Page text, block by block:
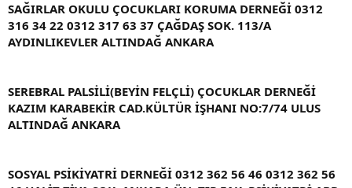
SAĞIRLAR OKULU ÇOCUKLARI KORUMA DERNEĞİ 0312
316 34 22 0312 317 63 37 ÇAĞDAŞ SOK. 113/A
AYDINLIKEVLER ALTINDAĞ ANKARA
SEREBRAL PALSİLİ(BEYİN FELÇLİ) ÇOCUKLAR DERNEĞİ
KAZIM KARABEKİR CAD.KÜLTÜR İŞHANI NO:7/74 ULUS
ALTINDAĞ ANKARA
SOSYAL PSİKİYATRİ DERNEĞİ 0312 362 56 46 0312 362 56